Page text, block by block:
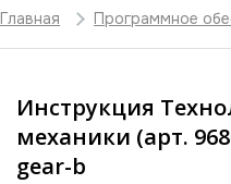
Главная Программное
Инструкция
механики (арт.
gear-b